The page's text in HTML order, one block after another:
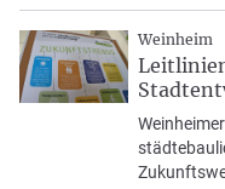
Weinheim